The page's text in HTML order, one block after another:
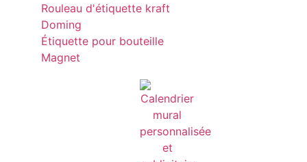
Rouleau d'étiquette kraft
Doming
Étiquette pour bouteille
Magnet